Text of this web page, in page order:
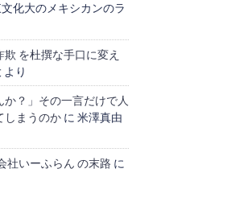
化大のメキシカンのラ
を杜撰な手口に変え
より
？」その一言だけで人
しまうのか に 米澤真由
社いーふらん の末路 に